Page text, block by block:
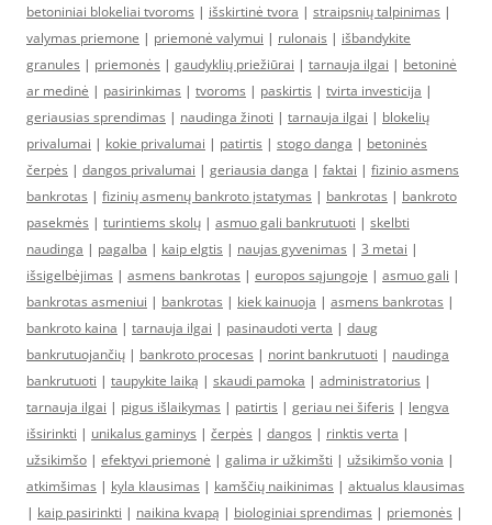
betoniniai blokeliai tvoroms | išskirtinė tvora | straipsnių talpinimas |
valymas priemone | priemonė valymui | rulonais | išbandykite
granules | priemonės | gaudyklių priežiūrai | tarnauja ilgai | betoninė
ar medinė | pasirinkimas | tvoroms | paskirtis | tvirta investicija |
geriausias sprendimas | naudinga žinoti | tarnauja ilgai | blokelių
privalumai | kokie privalumai | patirtis | stogo danga | betoninės
čerpės | dangos privalumai | geriausia danga | faktai | fizinio asmens
bankrotas | fizinių asmenų bankroto įstatymas | bankrotas | bankroto
pasekmės | turintiems skolų | asmuo gali bankrutuoti | skelbti
naudinga | pagalba | kaip elgtis | naujas gyvenimas | 3 metai |
išsigelbėjimas | asmens bankrotas | europos sąjungoje | asmuo gali |
bankrotas asmeniui | bankrotas | kiek kainuoja | asmens bankrotas |
bankroto kaina | tarnauja ilgai | pasinaudoti verta | daug
bankrutuojančių | bankroto procesas | norint bankrutuoti | naudinga
bankrutuoti | taupykite laiką | skaudi pamoka | administratorius |
tarnauja ilgai | pigus išlaikymas | patirtis | geriau nei šiferis | lengva
išsirinkti | unikalus gaminys | čerpės | dangos | rinktis verta |
užsikimšo | efektyvi priemonė | galima ir užkimšti | užsikimšo vonia |
atkimšimas | kyla klausimas | kamščių naikinimas | aktualus klausimas
| kaip pasirinkti | naikina kvapą | biologiniai sprendimas | priemonės |